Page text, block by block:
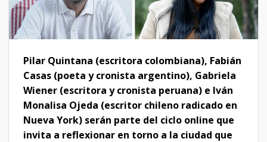
Pilar Quintana (escritora colombiana), Fabián
Casas (poeta y cronista argentino), Gabriela
Wiener (escritora y cronista peruana) e Iván
Monalisa Ojeda (escritor chileno radicado en
Nueva York) serán parte del ciclo online que
invita a reflexionar en torno a la ciudad que